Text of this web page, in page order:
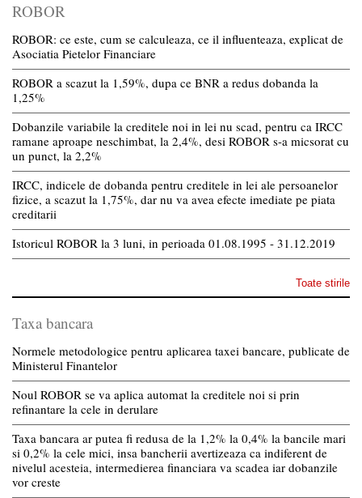
ROBOR
ROBOR: ce este, cum se calculeaza, ce il influenteaza, explicat de
Asociatia Pietelor Financiare
ROBOR a scazut la 1,59%, dupa ce BNR a redus dobanda la
1,25%
Dobanzile variabile la creditele noi in lei nu scad, pentru ca IRCC
ramane aproape neschimbat, la 2,4%, desi ROBOR s-a micsorat cu
un punct, la 2,2%
IRCC, indicele de dobanda pentru creditele in lei ale persoanelor
fizice, a scazut la 1,75%, dar nu va avea efecte imediate pe piata
creditarii
Istoricul ROBOR la 3 luni, in perioada 01.08.1995 - 31.12.2019
Toate stirile
Taxa bancara
Normele metodologice pentru aplicarea taxei bancare, publicate de
Ministerul Finantelor
Noul ROBOR se va aplica automat la creditele noi si prin
refinantare la cele in derulare
Taxa bancara ar putea fi redusa de la 1,2% la 0,4% la bancile mari
si 0,2% la cele mici, insa bancherii avertizeaza ca indiferent de
nivelul acesteia, intermedierea financiara va scadea iar dobanzile
vor creste